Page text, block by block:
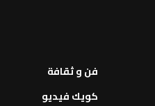
فن و ثقافة
كويك فيديو